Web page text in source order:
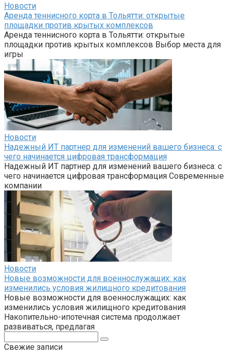
Новости
Аренда теннисного корта в Тольятти: открытые
площадки против крытых комплексов
Аренда теннисного корта в Тольятти: открытые
площадки против крытых комплексов Выбор места для
игры
Новости
Надежный ИТ партнер для изменений вашего бизнеса: с
чего начинается цифровая трансформация
Надежный ИТ партнер для изменений вашего бизнеса: с
чего начинается цифровая трансформация Современные
компании
Новости
Новые возможности для военнослужащих: как
изменились условия жилищного кредитования
Новые возможности для военнослужащих: как
изменились условия жилищного кредитования
Накопительно-ипотечная система продолжает
развиваться, предлагая
Свежие записи